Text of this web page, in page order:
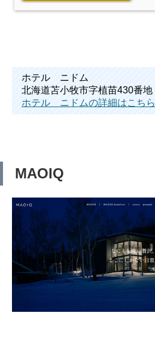
ホテル ニドム
北海道苫小牧市字植苗430番地
ホテル ニドムの詳細はこちら
MAOIQ